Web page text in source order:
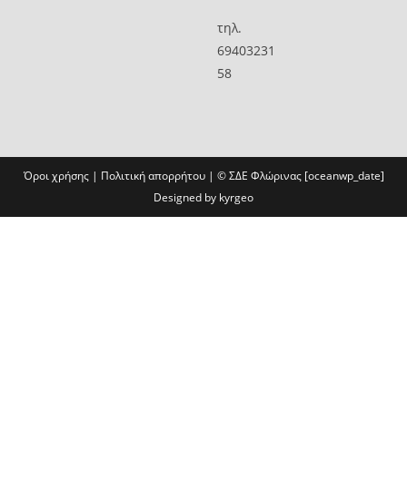
τηλ.
69403231
58
Όροι χρήσης| Πολιτική απορρήτου| ©ΣΔΕ Φλώρινας [oceanwp_date]
Designed by kyrgeo